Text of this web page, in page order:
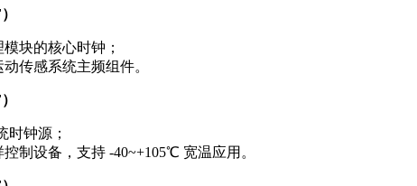
块的核心时钟；
传感系统主频组件。
时钟源；
制设备，支持 -40~+105℃ 宽温应用。